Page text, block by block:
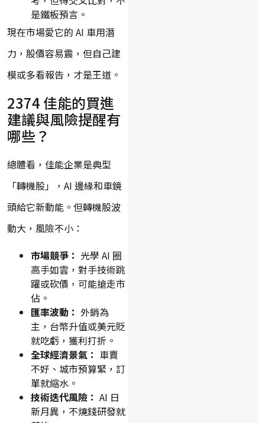
是鐵板預言。
現在市場愛它的 AI 車用潛
力，股價容易震，但自己建
模或多看報告，才是王道。
2374 佳能的買進
建議與風險提醒有
哪些？
總體看，佳能企業是典型
「轉機股」，AI 邊緣和車鏡
頭給它新動能。但轉機股波
動大，風險不小：
市場競爭： 光學 AI 圈
高手如雲，對手技術跳
躍或砍價，可能搶走市
佔。
匯率波動： 外銷為
主，台幣升值或美元貶
就吃虧，獲利打折。
全球經濟景氣： 車賣
不好、城市預算緊，訂
單就縮水。
技術迭代風險： AI 日
新月異，不燒錢研發就